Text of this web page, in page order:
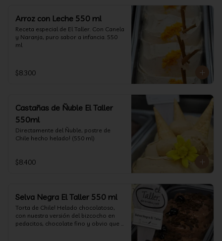
Arroz con Leche 550 ml
Receta especial de El Taller. Con Canela
y Naranja, puro sabor a infancia. 550
ml
$8.300
Castañas de Ñuble El Taller
550ml
Directamente del Ñuble, postre de
Chile hecho helado! (550 ml)
$8.400
Selva Negra El Taller 550 ml
Torta de Chile! Helado chocolatoso,
con nuestra versión del bizcocho en
pedacitos, chocolate fino y obvio que